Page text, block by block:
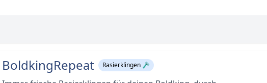
BoldkingRepeat Rasierklingen 🪒